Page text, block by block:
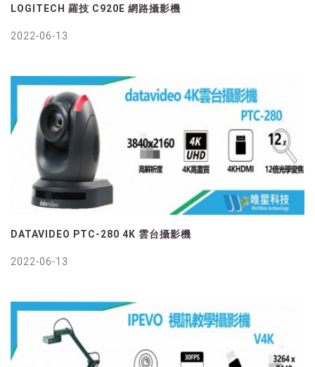
LOGITECH 羅技 C920E 網路攝影機
2022-06-13
DATAVIDEO PTC-280 4K 雲台攝影機
2022-06-13